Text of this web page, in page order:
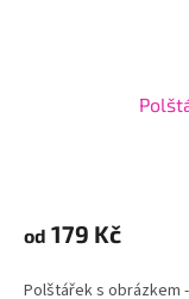
od 179 Kč
Polštářek s obrázkem